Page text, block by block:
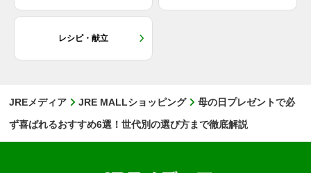
レシピ・献立
JREメディア JRE MALLショッピング
母の日プレゼントで必
ず喜ばれるおすすめ6選！世代別の選び方まで徹底解説